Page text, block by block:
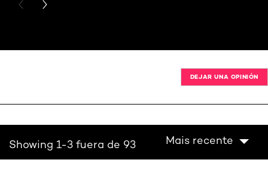
PREVIOUS CARD
NEXT CARD
DEJAR UNA OPINIÓN
Showing 1-3 fuera de 93 Mais recente